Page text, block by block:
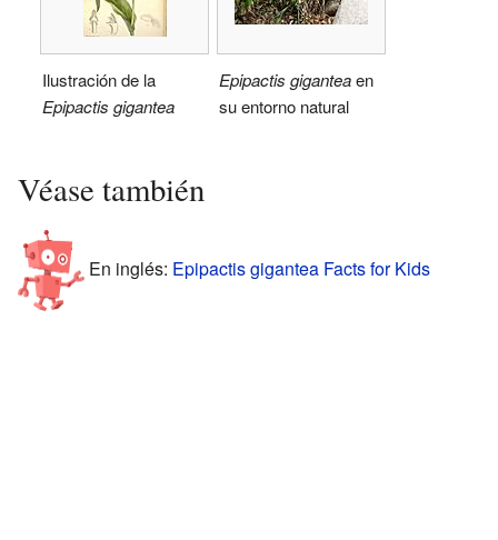
Ilustración de la
Epipactis gigantea
Epipactis giganteaen
su entorno natural
Véase también
En inglés: Epipactis gigantea Facts for Kids